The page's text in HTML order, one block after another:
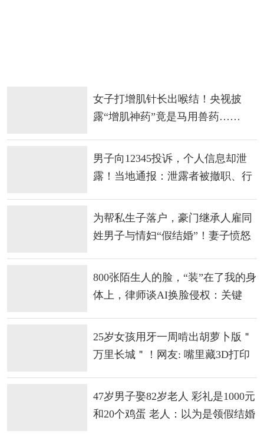
女子打增肌针长出喉结！央视披
露“增肌神药”竟是马用兽药……
男子向12345投诉，个人信息却泄
露！当地通报：泄露者被撤职、行
为帮私生子落户，豪门继承人雇同
姓男子与情妇“假结婚”！妻子愤怒
800张陌生人的脸，“装”在了我的身
体上，律师谈AI换脸侵权：关键
25岁女孩用牙一周啃出胡萝卜版＂
万里长城＂！网友: 嘴里藏3D打印
47岁男子娶82岁老人 彩礼是1000元
和20个鸡蛋 老人：以为是领假结婚